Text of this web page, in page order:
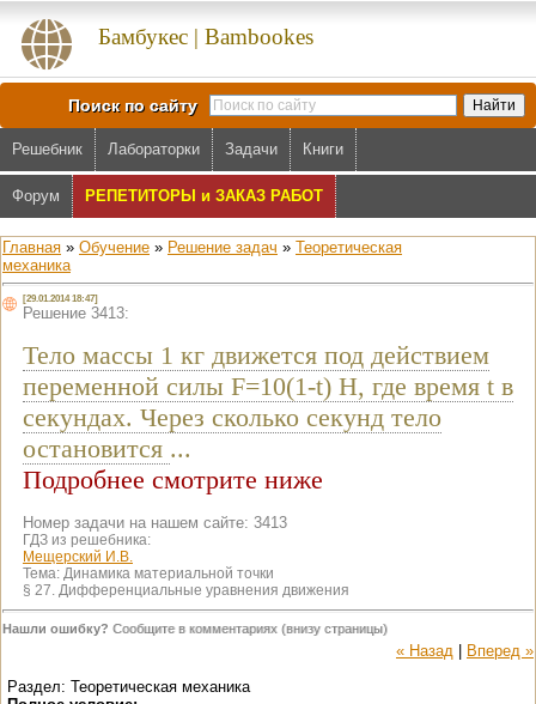
Бамбукес | Bambookes
Поиск по сайту
Решебник Лабораторки Задачи Книги
Форум РЕПЕТИТОРЫ и ЗАКАЗ РАБОТ
Главная » Обучение » Решение задач » Теоретическая
механика
[29.01.2014 18:47]
Решение 3413:
Тело массы 1 кг движется под действием
переменной силы F=10(1-t) Н, где время t в
секундах. Через сколько секунд тело
остановится ...
Подробнее смотрите ниже
Номер задачи на нашем сайте: 3413
ГДЗ из решебника:
Мещерский И.В.
Тема: Динамика материальной точки
§ 27. Дифференциальные уравнения движения
Нашли ошибку? Сообщите в комментариях (внизу страницы)
« Назад
Вперед »
Раздел: Теоретическая механика